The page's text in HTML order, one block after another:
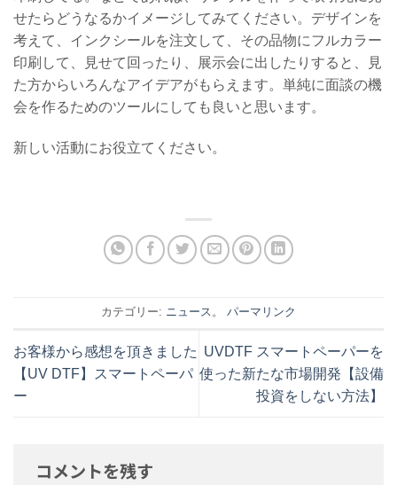
せたらどうなるかイメージしてみてください。デザインを
考えて、インクシールを注文して、その品物にフルカラー
印刷して、見せて回ったり、展示会に出したりすると、見
た方からいろんなアイデアがもらえます。単純に面談の機
会を作るためのツールにしても良いと思います。
新しい活動にお役立てください。
カテゴリー: ニュース。 パーマリンク
お客様から感想を頂きました
【UV DTF】スマートペーパ
ー
UVDTF スマートペーパーを
使った新たな市場開発【設備
投資をしない方法】
コメントを残す